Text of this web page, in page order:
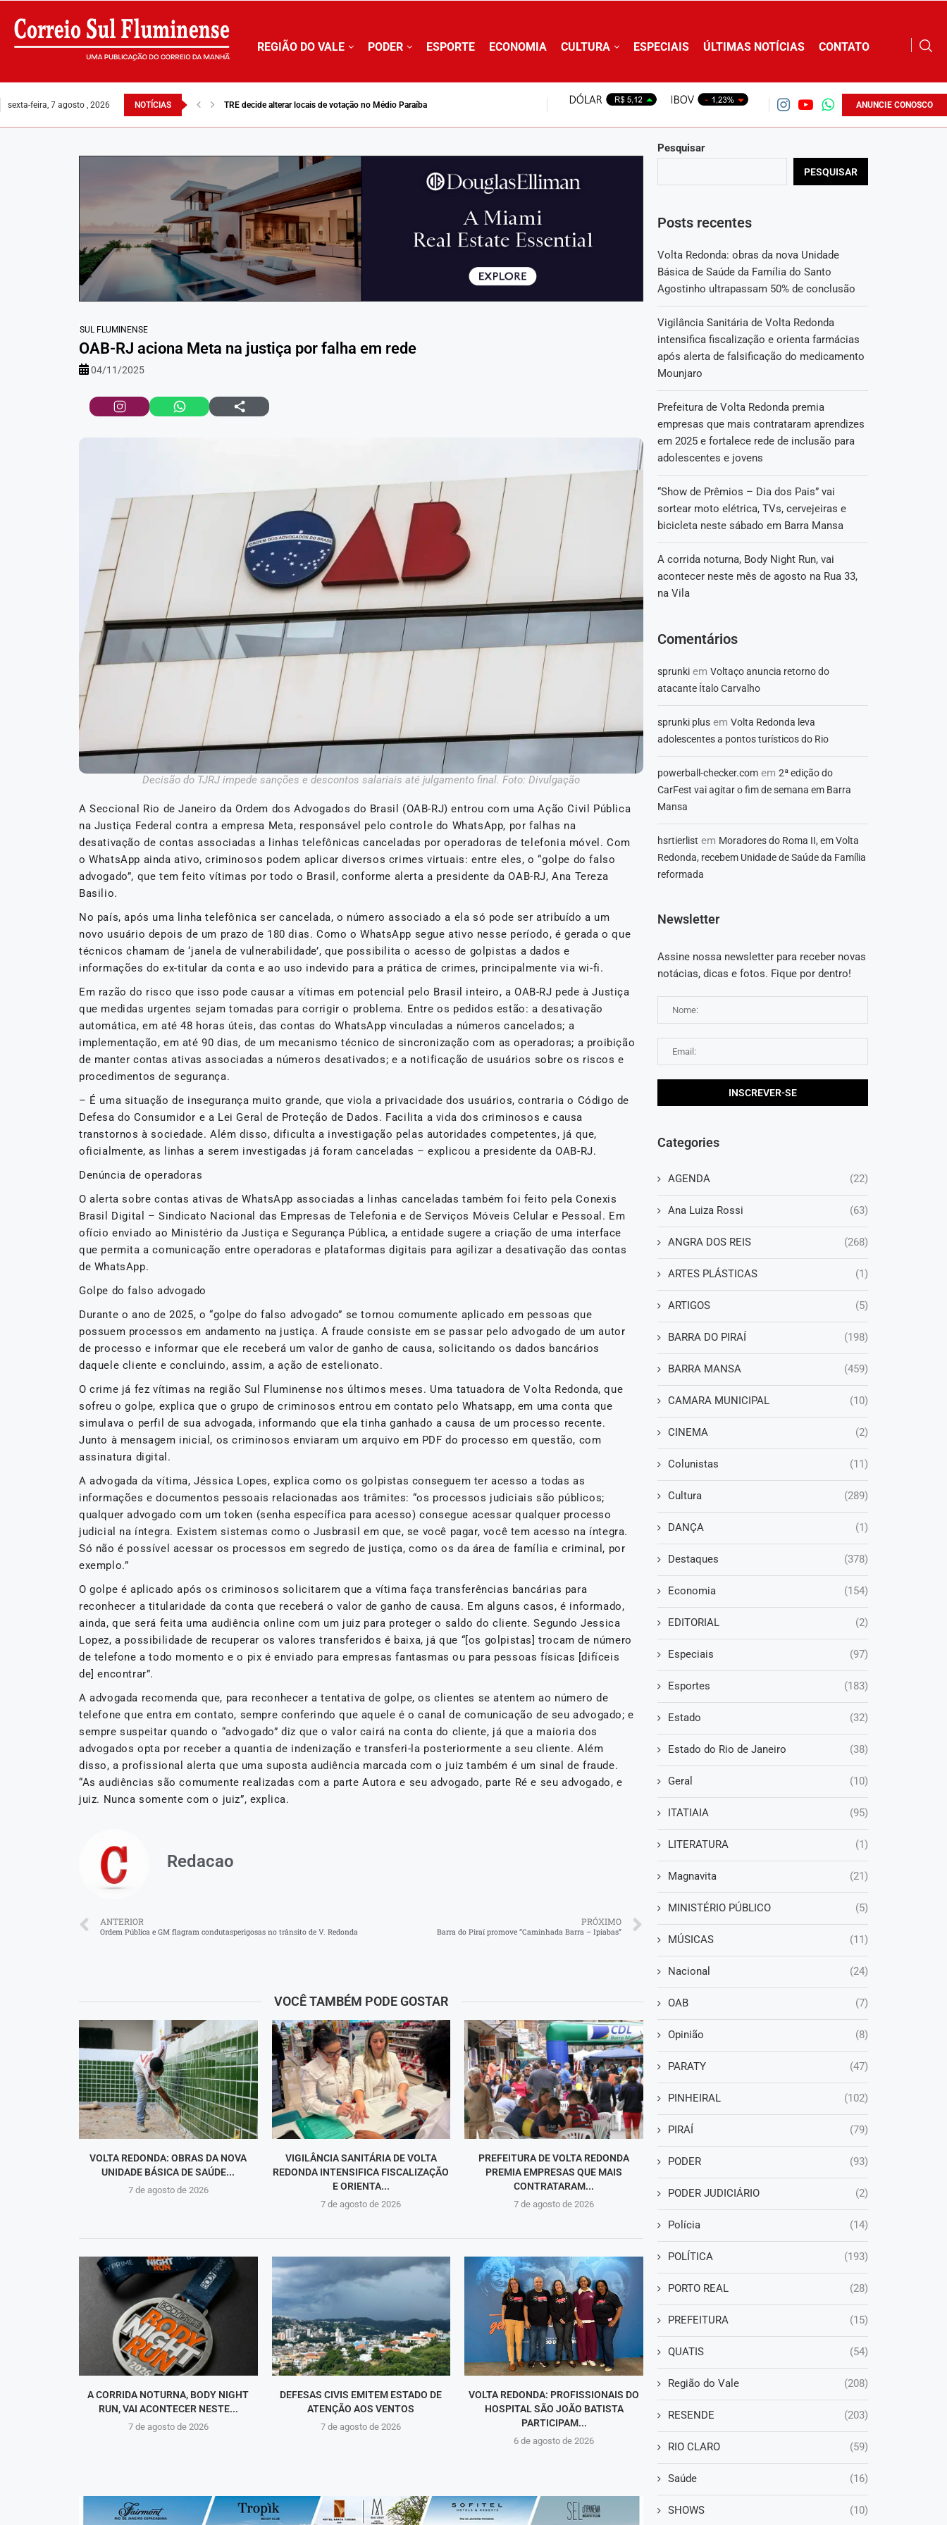
REGIÃO DO VALE PODER ESPORTE ECONOMIA CULTURA ESPECIAIS ÚLTIMAS NOTÍCIAS CONTATO
sexta-feira, 7 agosto , 2026 NOTÍCIAS TRE decide alterar locais de votação no Médio Paraíba ANUNCIE CONOSCO
SUL FLUMINENSE
OAB-RJ aciona Meta na justiça por falha em rede
04/11/2025
Decisão do TJRJ impede sanções e descontos salariais até julgamento final. Foto: Divulgação
A Seccional Rio de Janeiro da Ordem dos Advogados do Brasil (OAB-RJ) entrou com uma Ação Civil Pública
na Justiça Federal contra a empresa Meta, responsável pelo controle do WhatsApp, por falhas na
desativação de contas associadas a linhas telefônicas canceladas por operadoras de telefonia móvel. Com
o WhatsApp ainda ativo, criminosos podem aplicar diversos crimes virtuais: entre eles, o “golpe do falso
advogado”, que tem feito vítimas por todo o Brasil, conforme alerta a presidente da OAB-RJ, Ana Tereza
Basilio.
No país, após uma linha telefônica ser cancelada, o número associado a ela só pode ser atribuído a um
novo usuário depois de um prazo de 180 dias. Como o WhatsApp segue ativo nesse período, é gerada o que
técnicos chamam de ‘janela de vulnerabilidade’, que possibilita o acesso de golpistas a dados e
informações do ex-titular da conta e ao uso indevido para a prática de crimes, principalmente via wi-fi.
Em razão do risco que isso pode causar a vítimas em potencial pelo Brasil inteiro, a OAB-RJ pede à Justiça
que medidas urgentes sejam tomadas para corrigir o problema. Entre os pedidos estão: a desativação
automática, em até 48 horas úteis, das contas do WhatsApp vinculadas a números cancelados; a
implementação, em até 90 dias, de um mecanismo técnico de sincronização com as operadoras; a proibição
de manter contas ativas associadas a números desativados; e a notificação de usuários sobre os riscos e
procedimentos de segurança.
– É uma situação de insegurança muito grande, que viola a privacidade dos usuários, contraria o Código de
Defesa do Consumidor e a Lei Geral de Proteção de Dados. Facilita a vida dos criminosos e causa
transtornos à sociedade. Além disso, dificulta a investigação pelas autoridades competentes, já que,
oficialmente, as linhas a serem investigadas já foram canceladas – explicou a presidente da OAB-RJ.
Denúncia de operadoras
O alerta sobre contas ativas de WhatsApp associadas a linhas canceladas também foi feito pela Conexis
Brasil Digital – Sindicato Nacional das Empresas de Telefonia e de Serviços Móveis Celular e Pessoal. Em
ofício enviado ao Ministério da Justiça e Segurança Pública, a entidade sugere a criação de uma interface
que permita a comunicação entre operadoras e plataformas digitais para agilizar a desativação das contas
de WhatsApp.
Golpe do falso advogado
Durante o ano de 2025, o “golpe do falso advogado” se tornou comumente aplicado em pessoas que
possuem processos em andamento na justiça. A fraude consiste em se passar pelo advogado de um autor
de processo e informar que ele receberá um valor de ganho de causa, solicitando os dados bancários
daquele cliente e concluindo, assim, a ação de estelionato.
O crime já fez vítimas na região Sul Fluminense nos últimos meses. Uma tatuadora de Volta Redonda, que
sofreu o golpe, explica que o grupo de criminosos entrou em contato pelo Whatsapp, em uma conta que
simulava o perfil de sua advogada, informando que ela tinha ganhado a causa de um processo recente.
Junto à mensagem inicial, os criminosos enviaram um arquivo em PDF do processo em questão, com
assinatura digital.
A advogada da vítima, Jéssica Lopes, explica como os golpistas conseguem ter acesso a todas as
informações e documentos pessoais relacionadas aos trâmites: “os processos judiciais são públicos;
qualquer advogado com um token (senha específica para acesso) consegue acessar qualquer processo
judicial na íntegra. Existem sistemas como o Jusbrasil em que, se você pagar, você tem acesso na íntegra.
Só não é possível acessar os processos em segredo de justiça, como os da área de família e criminal, por
exemplo.”
O golpe é aplicado após os criminosos solicitarem que a vítima faça transferências bancárias para
reconhecer a titularidade da conta que receberá o valor de ganho de causa. Em alguns casos, é informado,
ainda, que será feita uma audiência online com um juiz para proteger o saldo do cliente. Segundo Jessica
Lopez, a possibilidade de recuperar os valores transferidos é baixa, já que “[os golpistas] trocam de número
de telefone a todo momento e o pix é enviado para empresas fantasmas ou para pessoas físicas [difíceis
de] encontrar”.
A advogada recomenda que, para reconhecer a tentativa de golpe, os clientes se atentem ao número de
telefone que entra em contato, sempre conferindo que aquele é o canal de comunicação de seu advogado; e
sempre suspeitar quando o “advogado” diz que o valor cairá na conta do cliente, já que a maioria dos
advogados opta por receber a quantia de indenização e transferi-la posteriormente a seu cliente. Além
disso, a profissional alerta que uma suposta audiência marcada com o juiz também é um sinal de fraude.
“As audiências são comumente realizadas com a parte Autora e seu advogado, parte Ré e seu advogado, e
juiz. Nunca somente com o juiz”, explica.
Redacao
ANTERIOR
Ordem Pública e GM flagram condutasperigosas no trânsito de V. Redonda
PRÓXIMO
Barra do Piraí promove “Caminhada Barra – Ipiabas”
VOCÊ TAMBÉM PODE GOSTAR
VOLTA REDONDA: OBRAS DA NOVA
UNIDADE BÁSICA DE SAÚDE...
7 de agosto de 2026
VIGILÂNCIA SANITÁRIA DE VOLTA
REDONDA INTENSIFICA FISCALIZAÇÃO
E ORIENTA...
7 de agosto de 2026
PREFEITURA DE VOLTA REDONDA
PREMIA EMPRESAS QUE MAIS
CONTRATARAM...
7 de agosto de 2026
A CORRIDA NOTURNA, BODY NIGHT
RUN, VAI ACONTECER NESTE...
7 de agosto de 2026
DEFESAS CIVIS EMITEM ESTADO DE
ATENÇÃO AOS VENTOS
7 de agosto de 2026
VOLTA REDONDA: PROFISSIONAIS DO
HOSPITAL SÃO JOÃO BATISTA
PARTICIPAM...
6 de agosto de 2026
Pesquisar
PESQUISAR
Posts recentes
Volta Redonda: obras da nova Unidade
Básica de Saúde da Família do Santo
Agostinho ultrapassam 50% de conclusão
Vigilância Sanitária de Volta Redonda
intensifica fiscalização e orienta farmácias
após alerta de falsificação do medicamento
Mounjaro
Prefeitura de Volta Redonda premia
empresas que mais contrataram aprendizes
em 2025 e fortalece rede de inclusão para
adolescentes e jovens
“Show de Prêmios – Dia dos Pais” vai
sortear moto elétrica, TVs, cervejeiras e
bicicleta neste sábado em Barra Mansa
A corrida noturna, Body Night Run, vai
acontecer neste mês de agosto na Rua 33,
na Vila
Comentários
sprunkiem Voltaço anuncia retorno do
atacante Ítalo Carvalho
sprunki plusem Volta Redonda leva
adolescentes a pontos turísticos do Rio
powerball-checker.comem 2ª edição do
CarFest vai agitar o fim de semana em Barra
Mansa
hsrtierlist em Moradores do Roma II, em Volta
Redonda, recebem Unidade de Saúde da Família
reformada
Newsletter
Assine nossa newsletter para receber novas
notácias, dicas e fotos. Fique por dentro!
Categories
AGENDA (22)
Ana Luiza Rossi (63)
ANGRA DOS REIS (268)
ARTES PLÁSTICAS (1)
ARTIGOS (5)
BARRA DO PIRAÍ (198)
BARRA MANSA (459)
CAMARA MUNICIPAL (10)
CINEMA (2)
Colunistas (11)
Cultura (289)
DANÇA (1)
Destaques (378)
Economia (154)
EDITORIAL (2)
Especiais (97)
Esportes (183)
Estado (32)
Estado do Rio de Janeiro (38)
Geral (10)
ITATIAIA (95)
LITERATURA (1)
Magnavita (21)
MINISTÉRIO PÚBLICO (5)
MÚSICAS (11)
Nacional (24)
OAB (7)
Opinião (8)
PARATY (47)
PINHEIRAL (102)
PIRAÍ (79)
PODER (93)
PODER JUDICIÁRIO (2)
Polícia (14)
POLÍTICA (193)
PORTO REAL (28)
PREFEITURA (15)
QUATIS (54)
Região do Vale (208)
RESENDE (203)
RIO CLARO (59)
Saúde (16)
SHOWS (10)